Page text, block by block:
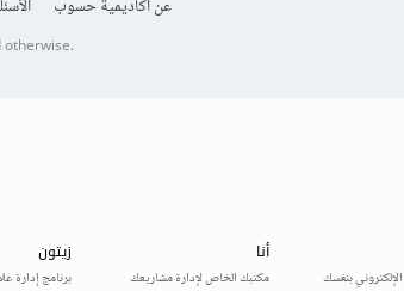
عن أكاديمية حسوب